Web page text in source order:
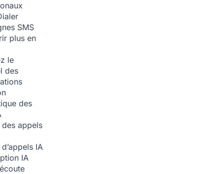
SMS
plus en
le
des
des
appels
IA
IA